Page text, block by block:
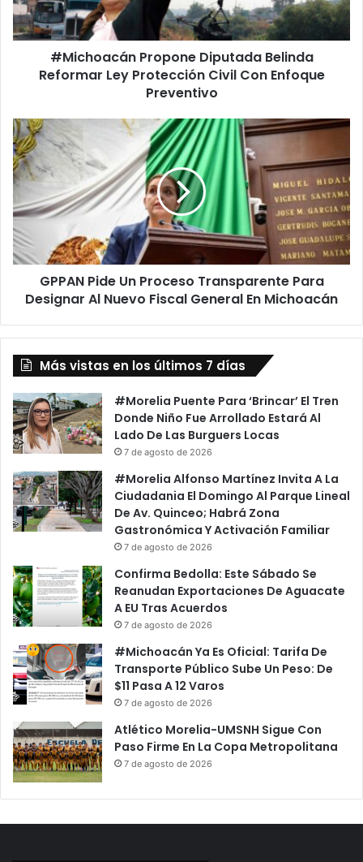
Protección
Civil
Con
Enfoque
Preventivo
#Michoacán Propone Diputada Belinda
Reformar Ley Protección Civil Con Enfoque
Preventivo
GPPAN
Pide
Un
Proceso
Transparente
Para
Designar
Al
Nuevo
General
GPPAN Pide Un Proceso Transparente Para
Designar Al Nuevo Fiscal General En Michoacán
Más vistas en los últimos 7 días
#Morelia Puente Para ‘Brincar’ El Tren
Donde Niño Fue Arrollado Estará Al
Lado De Las Burguers Locas
7 de agosto de 2026
#Morelia Alfonso Martínez Invita A La
Ciudadania El Domingo Al Parque Lineal
De Av. Quinceo; Habrá Zona
Gastronómica Y Activación Familiar
7 de agosto de 2026
Confirma Bedolla: Este Sábado Se
Reanudan Exportaciones De Aguacate
A EU Tras Acuerdos
7 de agosto de 2026
#Michoacán Ya Es Oficial: Tarifa De
Transporte Público Sube Un Peso: De
$11 Pasa A 12 Varos
7 de agosto de 2026
Atlético Morelia-UMSNH Sigue Con
Paso Firme En La Copa Metropolitana
7 de agosto de 2026